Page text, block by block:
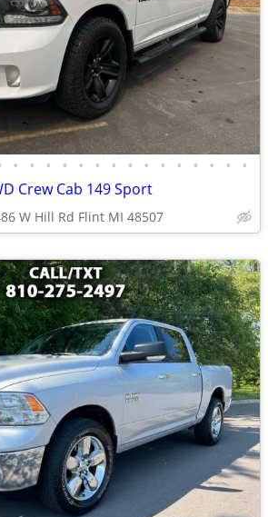
• • • • • • • • • • • • • • •
Crew Cab 149 Sport
W Hill Rd Flint MI 48507